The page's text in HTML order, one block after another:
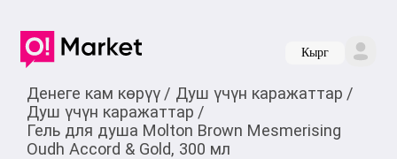
Кырг
Денеге кам көрүү / Душ үчүн каражаттар /
Душ үчүн каражаттар /
Гель для душа Molton Brown Mesmerising
Oudh Accord & Gold, 300 мл